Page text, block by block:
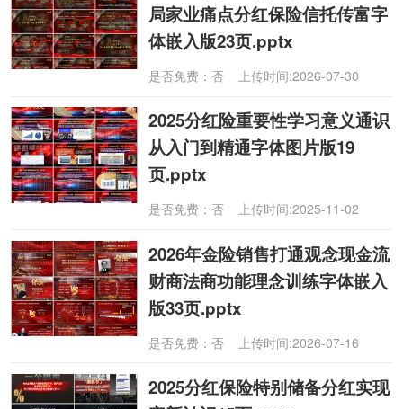
局家业痛点分红保险信托传富字
体嵌入版23页.pptx
是否免费：否 上传时间:2026-07-30
2025分红险重要性学习意义通识
从入门到精通字体图片版19
页.pptx
是否免费：否 上传时间:2025-11-02
2026年金险销售打通观念现金流
财商法商功能理念训练字体嵌入
版33页.pptx
是否免费：否 上传时间:2026-07-16
2025分红保险特别储备分红实现